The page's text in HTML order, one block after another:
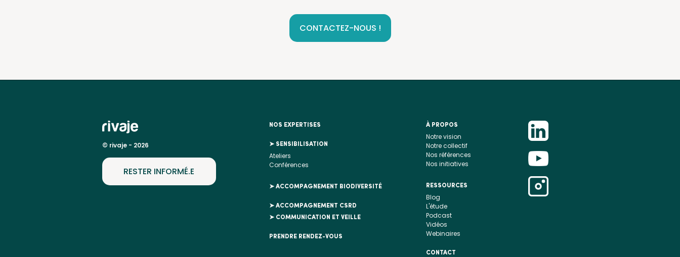
CONTACTEZ-NOUS !
© rivaje - 2026
RESTER INFORMÉ.E
NOS EXPERTISES
➤ SENSIBILISATION
Ateliers
Conférences
➤ ACCOMPAGNEMENT BIODIVERSITÉ
➤ ACCOMPAGNEMENT CSRD
➤ COMMUNICATION ET VEILLE
PRENDRE RENDEZ-VOUS
À PROPOS
Notre vision
Notre collectif
Nos références
Nos initiatives
RESSOURCES
Blog
L'étude
Podcast
Vidéos
Webinaires
CONTACT